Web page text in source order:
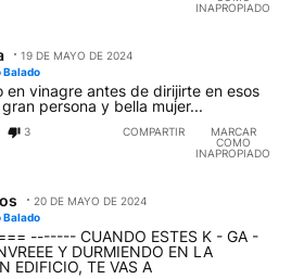
INAPROPIADO
19 DE MAYO DE 2024
Balado
en vinagre antes de dirijirte en esos
persona y bella mujer...
3 COMPARTIR
MARCAR
COMO
INAPROPIADO
20 DE MAYO DE 2024
Balado
------- CUANDO ESTES K - GA -
Y DURMIENDO EN LA
EDIFICIO, TE VAS A